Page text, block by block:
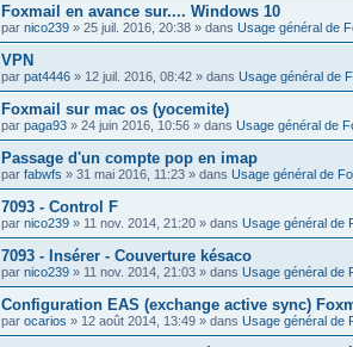
Foxmail en avance sur.... Windows 10
par nico239 » 25 juil. 2016, 20:38 » dans Usage général de
VPN
par pat4446 » 12 juil. 2016, 08:42 » dans Usage général de
Foxmail sur mac os (yocemite)
par paga93 » 24 juin 2016, 10:56 » dans Usage général de
Passage d'un compte pop en imap
par fabwfs » 31 mai 2016, 11:23 » dans Usage général de
7093 - Control F
par nico239 » 11 nov. 2014, 21:20 » dans Usage général de
7093 - Insérer - Couverture késaco
par nico239 » 11 nov. 2014, 21:03 » dans Usage général de
Configuration EAS (exchange active sync)
par ocarios » 12 août 2014, 13:49 » dans Usage général de